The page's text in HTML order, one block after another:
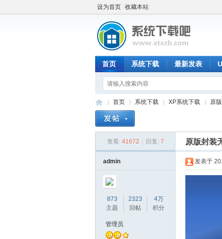
设为首页 收藏本站
首页 系统下载 最新发表
首页
›
系统下载 XP系统下载
›
原
查看: 41672 回复: 7 原版封装
admin
873
主题
2323
回帖
4万
积分
管理员
发表于